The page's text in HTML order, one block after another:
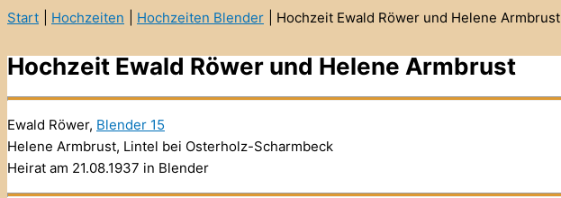
Start Hochzeiten Hochzeiten Blender Hochzeit Ewald Röwer und Helene Armbrust
Hochzeit Ewald Röwer und Helene Armbrust
Ewald Röwer, Blender 15
Helene Armbrust, Lintel bei Osterholz-Scharmbeck
Heirat am 21.08.1937 in Blender